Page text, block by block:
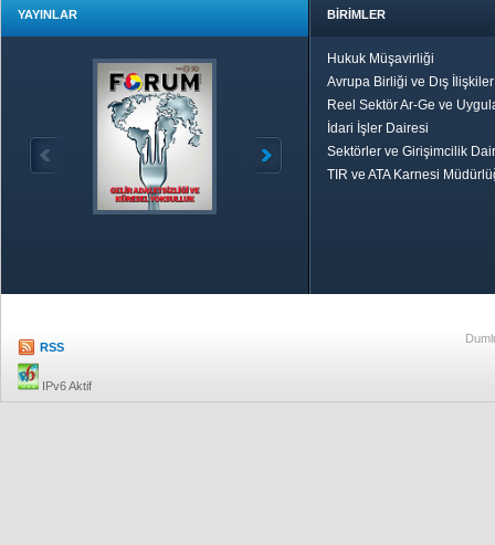
YAYINLAR BİRİMLER
Hukuk Müşavirliği
Avrupa Birliği ve Dış
Reel Sektör Ar-Ge ve
İdari İşler Dairesi
Sektörler ve Girişimcilik
TIR ve ATA Karnesi
RSS
IPv6 Aktif